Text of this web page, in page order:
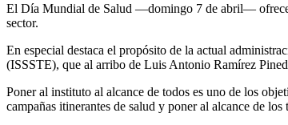
El Día Mundial de Salud —domingo 7 de abril— ofrece
sector.
En especial destaca el propósito de la actual
(ISSSTE), que al arribo de Luis Antonio Ramírez
Poner al instituto al alcance de todos es uno de los
campañas itinerantes de salud y poner al alcance de